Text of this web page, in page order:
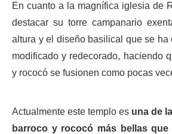
En cuanto a la magnífica iglesia de
destacar su torre campanario
altura y el diseño basilical que se ha
modificado y redecorado, haciendo
y rococó se fusionen como pocas
Actualmente este templo es una de
barroco y rococó más bellas